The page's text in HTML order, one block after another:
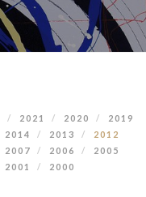
2021 2020
2019
2014 2013
2012
2007 2006
2005
2001 2000